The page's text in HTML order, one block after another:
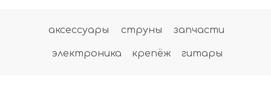
аксессуары струны
электроника
запчасти
гитары
крепёж